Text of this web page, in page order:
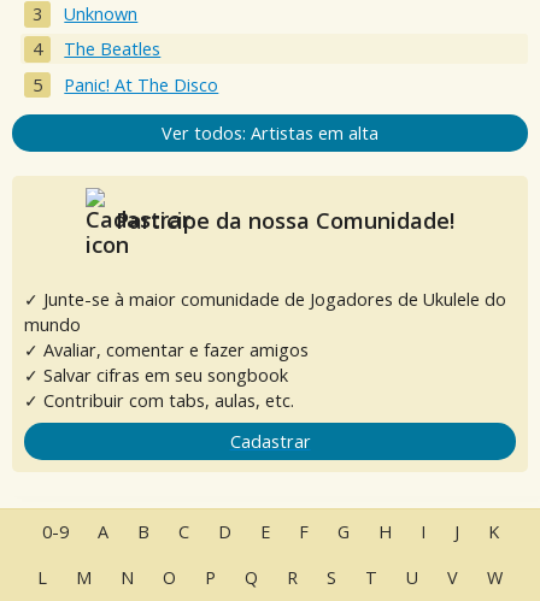
Unknown
The Beatles
Panic! At The Disco
Ver todos: Artistas em alta
Participe da nossa Comunidade!
✓ Junte-se à maior comunidade de Jogadores de Ukulele do
mundo
✓ Avaliar, comentar e fazer amigos
✓ Salvar cifras em seu songbook
✓ Contribuir com tabs, aulas, etc.
Cadastrar
0-9 A B C D E F G H I J
K
L
M N O P Q R S T U V W